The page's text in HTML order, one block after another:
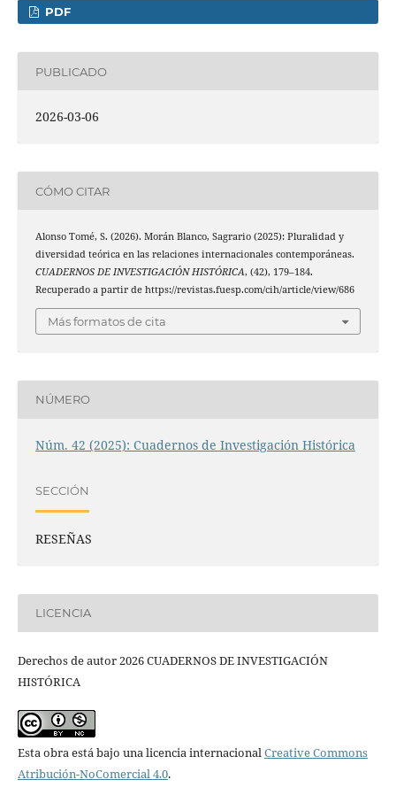
PDF
PUBLICADO
2026-03-06
CÓMO CITAR
Alonso Tomé, S. (2026). Morán Blanco, Sagrario (2025): Pluralidad y
diversidad teórica en las relaciones internacionales contemporáneas.
CUADERNOS DE INVESTIGACIÓN HISTÓRICA, (42), 179–184.
Recuperado a partir de https://revistas.fuesp.com/cih/article/view/686
Más formatos de cita
NÚMERO
Núm. 42 (2025): Cuadernos de Investigación Histórica
SECCIÓN
RESEÑAS
LICENCIA
Derechos de autor 2026 CUADERNOS DE INVESTIGACIÓN
HISTÓRICA
Esta obra está bajo una licencia internacionalCreative Commons
Atribución-NoComercial 4.0.